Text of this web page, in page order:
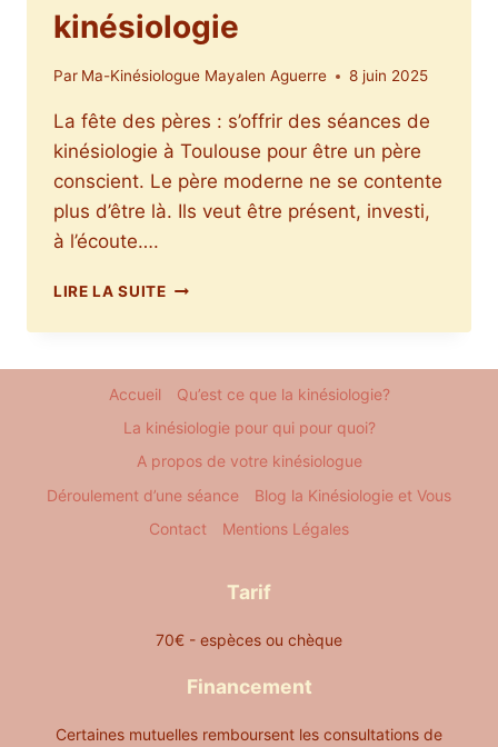
kinésiologie
Par Ma-Kinésiologue Mayalen Aguerre 8 juin 2025
La fête des pères : s’offrir des séances de
kinésiologie à Toulouse pour être un père
conscient. Le père moderne ne se contente
plus d’être là. Ils veut être présent, investi,
à l’écoute….
LIRE LA SUITEÊTRE
UN
ACCOMPAGNÉ
EN
Tarif
70€ - espèces ou chèque
Financement
Certaines mutuelles remboursent les consultations de
Accueil
Qu’est ce que la kinésiologie?
La kinésiologie pour qui pour quoi?
A propos de votre kinésiologue
Déroulement d’une séance
Blog la Kinésiologie et Vous
Contact
Mentions Légales